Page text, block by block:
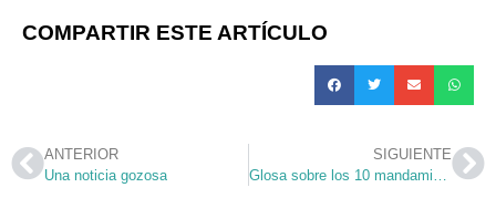
COMPARTIR ESTE ARTÍCULO
ANTERIOR
Una noticia gozosa
SIGUIENTE
Glosa sobre los 10 mandamientos